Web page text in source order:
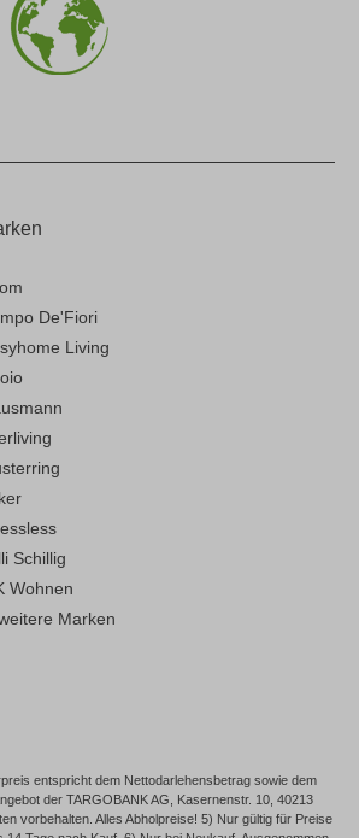
De'Fiori
Living
Schillig
Wohnen
weitere Marken
entspricht dem Nettodarlehensbetrag sowie dem
der TARGOBANK AG, Kasernenstr. 10, 40213
vorbehalten. Alles Abholpreise! 5) Nur gültig für Preise